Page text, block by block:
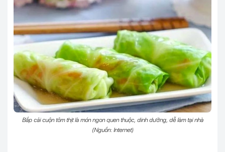
Bắp cải cuộn tôm thịt là món ngon quen thuộc, dinh dưỡng, dễ làm tại nhà
(Nguồn: Internet)